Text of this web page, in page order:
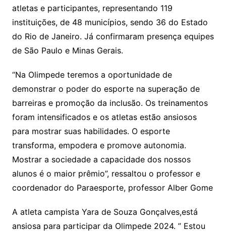
atletas e participantes, representando 119
instituições, de 48 municípios, sendo 36 do Estado
do Rio de Janeiro. Já confirmaram presença equipes
de São Paulo e Minas Gerais.
“Na Olimpede teremos a oportunidade de
demonstrar o poder do esporte na superação de
barreiras e promoção da inclusão. Os treinamentos
foram intensificados e os atletas estão ansiosos
para mostrar suas habilidades. O esporte
transforma, empodera e promove autonomia.
Mostrar a sociedade a capacidade dos nossos
alunos é o maior prêmio”, ressaltou o professor e
coordenador do Paraesporte, professor Alber Gome
A atleta campista Yara de Souza Gonçalves,está
ansiosa para participar da Olimpede 2024. ” Estou